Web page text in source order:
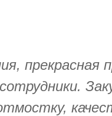
прекрасная